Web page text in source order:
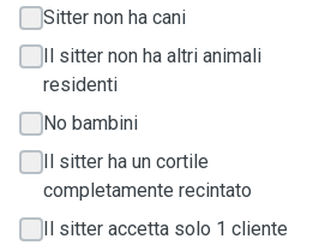
Sitter non ha cani
Il sitter non ha altri animali
residenti
No bambini
Il sitter ha un cortile
completamente recintato
Il sitter accetta solo 1 cliente